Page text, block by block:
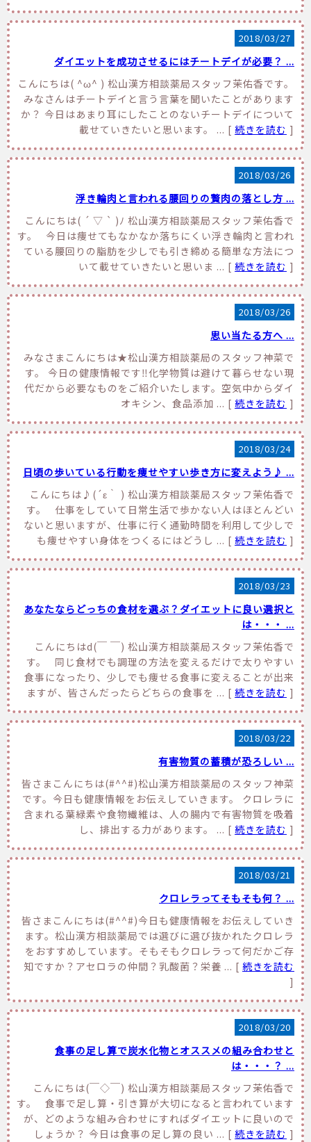
2018/03/27
ダイエットを成功させるにはチートデイが必要？ ...
こんにちは( ^ω^ ) 松山漢方相談薬局スタッフ茉佑香です。
みなさんはチートデイと言う言葉を聞いたことがあります
か？ 今日はあまり耳にしたことのないチートデイについて
載せていきたいと思います。 ... [ 続きを読む ]
2018/03/26
浮き輪肉と言われる腰回りの贅肉の落とし方 ...
こんにちは( ´ ▽ ` )ﾉ 松山漢方相談薬局スタッフ茉佑香で
す。 今日は痩せてもなかなか落ちにくい浮き輪肉と言われ
ている腰回りの脂肪を少しでも引き締める簡単な方法につ
いて載せていきたいと思いま ... [ 続きを読む ]
2018/03/26
思い当たる方へ ...
みなさまこんにちは★松山漢方相談薬局のスタッフ神菜で
す。 今日の健康情報です‼化学物質は避けて暮らせない現
代だから必要なものをご紹介いたします。空気中からダイ
オキシン、食品添加 ... [ 続きを読む ]
2018/03/24
日頃の歩いている行動を痩せやすい歩き方に変えよう♪ ...
こんにちは♪(´ε｀ ) 松山漢方相談薬局スタッフ茉佑香で
す。 仕事をしていて日常生活で歩かない人はほとんどい
ないと思いますが、仕事に行く通勤時間を利用して少しで
も痩せやすい身体をつくるにはどうし ... [ 続きを読む ]
2018/03/23
あなたならどっちの食材を選ぶ？ダイエットに良い選択と
は・・・ ...
こんにちはd(￣ ￣) 松山漢方相談薬局スタッフ茉佑香で
す。 同じ食材でも調理の方法を変えるだけで太りやすい
食事になったり、少しでも痩せる食事に変えることが出来
ますが、皆さんだったらどちらの食事を ... [ 続きを読む ]
2018/03/22
有害物質の蓄積が恐ろしい ...
皆さまこんにちは(#^^#)松山漢方相談薬局のスタッフ神菜
です。今日も健康情報をお伝えしていきます。 クロレラに
含まれる葉緑素や食物繊維は、人の腸内で有害物質を吸着
し、排出する力があります。 ... [ 続きを読む ]
2018/03/21
クロレラってそもそも何？ ...
皆さまこんにちは(#^^#)今日も健康情報をお伝えしていき
ます。松山漢方相談薬局では選びに選び抜かれたクロレラ
をおすすめしています。そもそもクロレラって何だかご存
知ですか？アセロラの仲間？乳酸菌？栄養 ... [ 続きを読む
]
2018/03/20
食事の足し算で炭水化物とオススメの組み合わせと
は・・・？ ...
こんにちは(￣◇￣) 松山漢方相談薬局スタッフ茉佑香で
す。 食事で足し算・引き算が大切になると言われています
が、どのような組み合わせにすればダイエットに良いので
しょうか？ 今日は食事の足し算の良い ... [ 続きを読む ]